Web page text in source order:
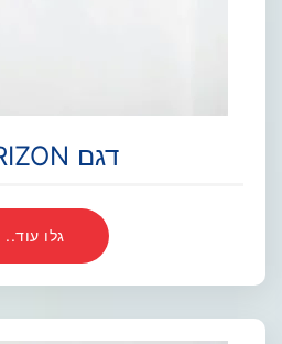
דגם HORIZON
גלו עוד..